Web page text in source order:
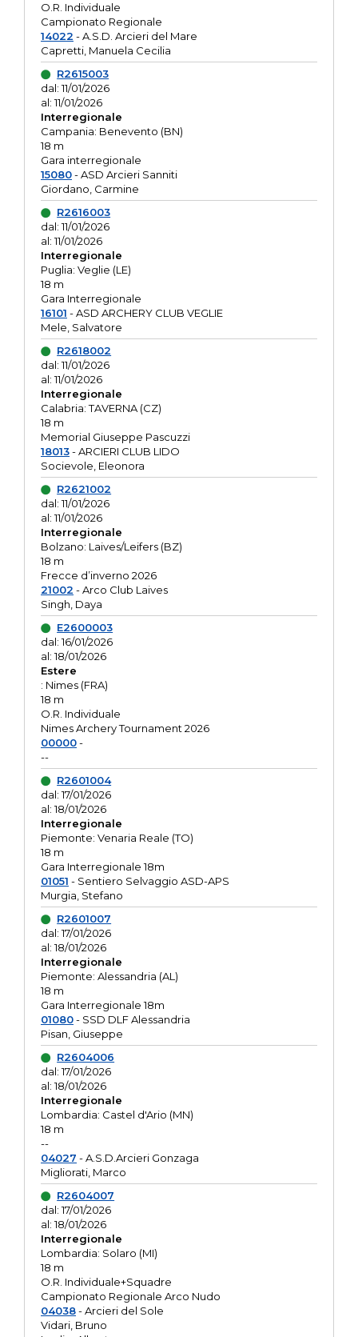
O.R. Individuale
Campionato Regionale
14022 - A.S.D. Arcieri del Mare
Capretti, Manuela Cecilia
R2615003
dal: 11/01/2026
al: 11/01/2026
Interregionale
Campania: Benevento (BN)
18 m
Gara interregionale
15080- ASD Arcieri Sanniti
Giordano, Carmine
R2616003
dal: 11/01/2026
al: 11/01/2026
Interregionale
Puglia: Veglie (LE)
18 m
Gara Interregionale
16101 - ASD ARCHERY CLUB VEGLIE
Mele, Salvatore
R2618002
dal: 11/01/2026
al: 11/01/2026
Interregionale
Calabria: TAVERNA (CZ)
18 m
Memorial Giuseppe Pascuzzi
18013- ARCIERI CLUB LIDO
Socievole, Eleonora
R2621002
dal: 11/01/2026
al: 11/01/2026
Interregionale
Bolzano: Laives/Leifers (BZ)
18 m
Frecce d’inverno 2026
21002 - Arco Club Laives
Singh, Daya
E2600003
dal: 16/01/2026
al: 18/01/2026
Estere
: Nimes (FRA)
18 m
O.R. Individuale
Nimes Archery Tournament 2026
00000-
--
R2601004
dal: 17/01/2026
al: 18/01/2026
Interregionale
Piemonte: Venaria Reale (TO)
18 m
Gara Interregionale 18m
01051 - Sentiero Selvaggio ASD-APS
Murgia, Stefano
R2601007
dal: 17/01/2026
al: 18/01/2026
Interregionale
Piemonte: Alessandria (AL)
18 m
Gara Interregionale 18m
01080- SSD DLF Alessandria
Pisan, Giuseppe
R2604006
dal: 17/01/2026
al: 18/01/2026
Interregionale
Lombardia: Castel d'Ario (MN)
18 m
--
04027 - A.S.D.Arcieri Gonzaga
Migliorati, Marco
R2604007
dal: 17/01/2026
al: 18/01/2026
Interregionale
Lombardia: Solaro (MI)
18 m
O.R. Individuale+Squadre
Campionato Regionale Arco Nudo
04038- Arcieri del Sole
Vidari, Bruno